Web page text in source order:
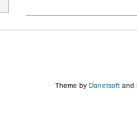
Theme by Danetsoft and